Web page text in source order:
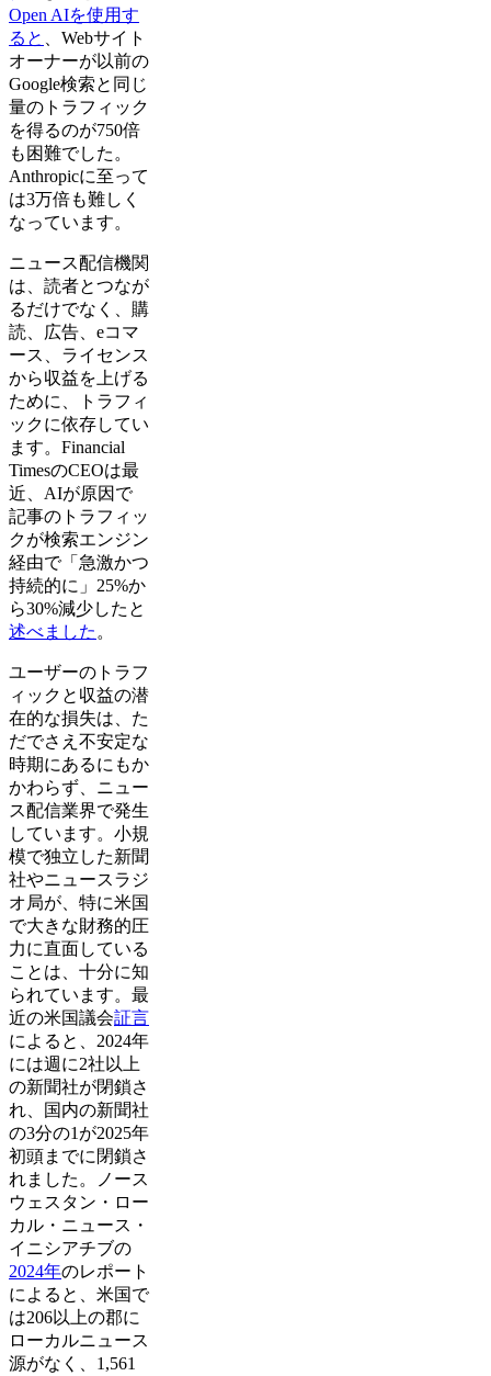
Open AIを使用す
ると 、Webサイト
オーナーが以前の
Google検索と同じ
量のトラフィック
を得るのが750倍
も困難でした。
Anthropicに至って
は3万倍も難しく
なっています。
ニュース配信機関
は、読者とつなが
るだけでなく、購
読、広告、eコマ
ース、ライセンス
から収益を上げる
ために、トラフィ
ックに依存してい
ます。Financial
TimesのCEOは最
近、AIが原因で
記事のトラフィッ
クが検索エンジン
経由で「急激かつ
持続的に」25%か
ら30%減少したと
述べました。
ユーザーのトラフ
ィックと収益の潜
在的な損失は、た
だでさえ不安定な
時期にあるにもか
かわらず、ニュー
ス配信業界で発生
しています。小規
模で独立した新聞
社やニュースラジ
オ局が、特に米国
で大きな財務的圧
力に直面している
ことは、十分に知
られています。最
近の米国議会証言
によると、2024年
には週に2社以上
の新聞社が閉鎖さ
れ、国内の新聞社
の3分の1が2025年
初頭までに閉鎖さ
れました。ノース
ウェスタン・ロー
カル・ニュース・
イニシアチブの
2024年のレポート
によると、米国で
は206以上の郡に
ローカルニュース
源がなく、1,561